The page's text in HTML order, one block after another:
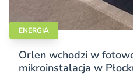
ENERGIA
Orlen wchodzi w
mikroinstalacja w